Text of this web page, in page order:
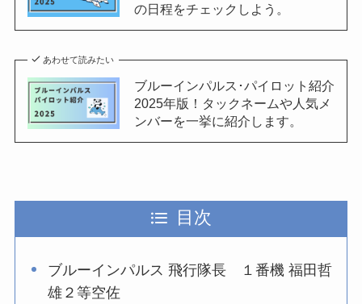
の日程をチェックしよう。
あわせて読みたい
ブルーインパルス･パイロット紹介
2025年版！タックネームや人気メ
ンバーを一挙に紹介します。
目次
ブルーインパルス 飛行隊長 １番機 福田哲
雄２等空佐